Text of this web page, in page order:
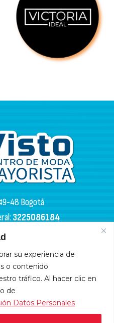
su experiencia de
o contenido
tráfico. Al hacer clic en
de
Datos Personales
48 Bogotá
3225086184
APERTURA
a. m. - 6:00 p. m.
9:00 a. m. - 6:00 p. m.
a. m. - 5:00 p .m.